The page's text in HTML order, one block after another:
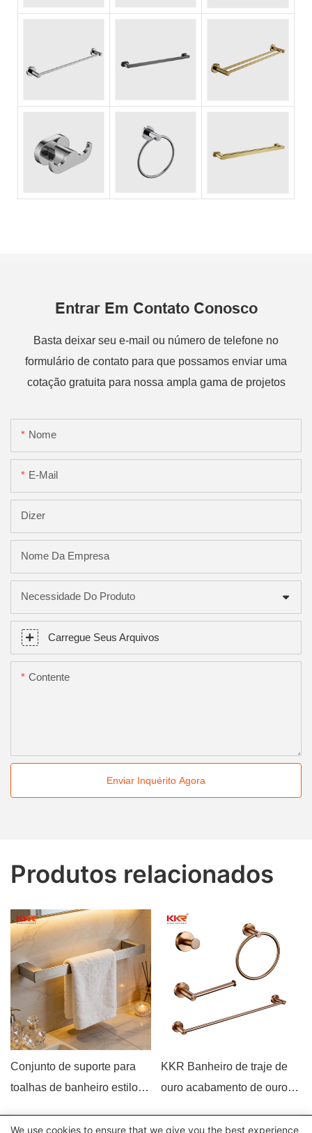
Entrar Em Contato Conosco
Basta deixar seu e-mail ou número de telefone no
formulário de contato para que possamos enviar uma
cotação gratuita para nossa ampla gama de projetos
Nome
E-Mail
Dizer
Nome Da Empresa
Necessidade Do Produto
Carregue Seus Arquivos
Contente
Enviar Inquérito Agora
Produtos relacionados
Conjunto de suporte para
toalhas de banheiro estilo
KKR Banheiro de traje de
ouro acabamento de ouro
We use cookies to ensure that we give you the best experience